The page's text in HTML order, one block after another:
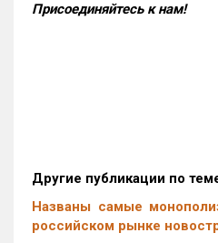
Присоединяйтесь к нам!
Другие публикации по
Названы самые
российском рынке